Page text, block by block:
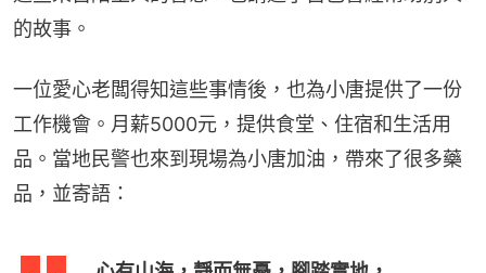
的故事。
一位愛心老闆得知這些事情後，也為小唐提供了一份
工作機會。月薪5000元，提供食堂、住宿和生活用
品。當地民警也來到現場為小唐加油，帶來了很多藥
品，並寄語：